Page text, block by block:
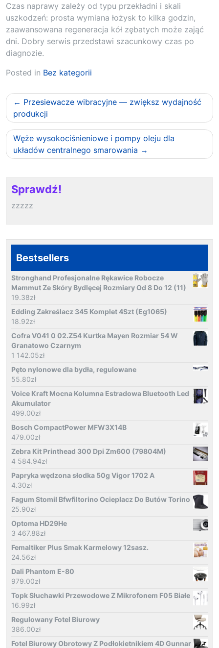
Czas naprawy zależy od typu przekładni i skali
uszkodzeń: prosta wymiana łożysk to kilka godzin,
zaawansowana regeneracja kół zębatych może zająć
dni. Dobry serwis przedstawi szacunkowy czas po
diagnozie.
Posted in Bez kategorii
Nawigacja
wpisu
Przesiewacze wibracyjne — zwiększ wydajność
produkcji
Węże wysokociśnieniowe i pompy oleju dla
układów centralnego smarowania
Sprawdź!
zzzzz
Bestsellers
Stronghand Profesjonalne Rękawice Robocze
Mammut Ze Skóry Bydlęcej Rozmiary Od 8 Do 12 (11)
19.38zł
Edding Zakreślacz 345 Komplet 4Szt (Eg1065)
18.92zł
Cofra V041 0 02.Z54 Kurtka Mayen Rozmiar 54 W
Granatowo Czarnym
1 142.05zł
Pęto nylonowe dla bydła, regulowane
55.80zł
Voice Kraft Mocna Kolumna Estradowa Bluetooth Led
Akumulator
499.00zł
Bosch CompactPower MFW3X14B
479.00zł
Zebra Kit Printhead 300 Dpi Zm600 (79804M)
4 584.94zł
Papryka wędzona słodka 50g Vigor 1702 A
4.30zł
Fagum Stomil Bfwfiltorino Ocieplacz Do Butów Torino
25.90zł
Optoma HD29He
3 467.88zł
Femaltiker Plus Smak Karmelowy 12sasz.
24.56zł
Dali Phantom E-80
979.00zł
Topk Słuchawki Przewodowe Z Mikrofonem F05 Białe
16.99zł
Regulowany Fotel Biurowy
386.00zł
Fotel Biurowy Obrotowy Z Podłokietnikiem 4D Gunnar